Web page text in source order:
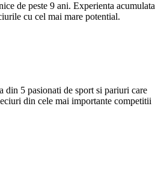
de peste 9 ani. Experienta acumulata
cu cel mai mare potential.
din 5 pasionati de sport si pariuri care
din cele mai importante competitii